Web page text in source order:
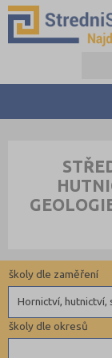
školy dle okresů
Hornictví, hutnictví,
školy dle zaměření
Gymnázia